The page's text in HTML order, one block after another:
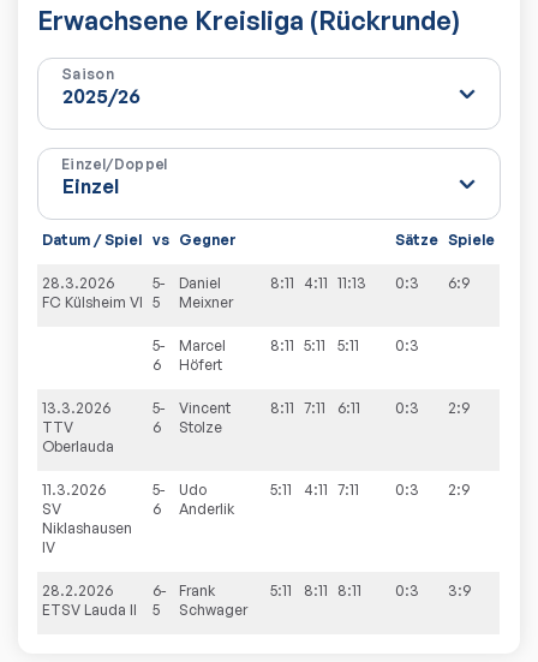
Erwachsene Kreisliga (Rückrunde)
Saison
Einzel/Doppel
Datum / Spiel vs Gegner Sätze Spiele
28.3.2026
FC Külsheim VI
5-
5
Daniel
Meixner
8:11 4:11 11:13 0:3 6:9
5-
6
Marcel
Höfert
8:11 5:11 5:11 0:3
13.3.2026
TTV
Oberlauda
5-
6
Vincent
Stolze
8:11 7:11 6:11 0:3 2:9
11.3.2026
SV
Niklashausen
IV
5-
6
Udo
Anderlik
5:11 4:11 7:11 0:3 2:9
28.2.2026
ETSV Lauda II
6-
5
Frank
Schwager
5:11 8:11 8:11 0:3 3:9